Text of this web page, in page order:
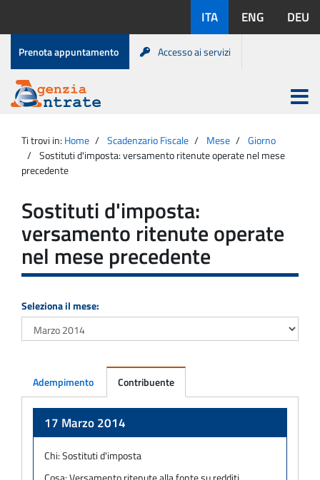
contenuto
disponibili:
ITA ENG DEU
Menu
di
servizio
Prenota appuntamento Accesso ai servizi
Agenzia
Entrate
Apri
menu
principale
Ti trovi in: Home Scadenzario Fiscale Mese
Giorno
Sostituti d'imposta: versamento ritenute operate nel mese
precedente
Sostituti d'imposta:
versamento ritenute operate
nel mese precedente
Seleziona il mese:
Adempimento Contribuente
17 Marzo 2014
Chi:Sostituti d'imposta